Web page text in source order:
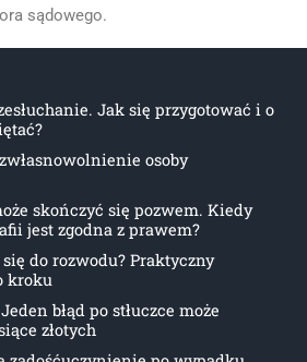
sądowego.
Jak się przygotować i o
osoby
skończyć się pozwem. Kiedy
jest zgodna z prawem?
do rozwodu? Praktyczny
kroku
błąd po stłuczce może
złotych